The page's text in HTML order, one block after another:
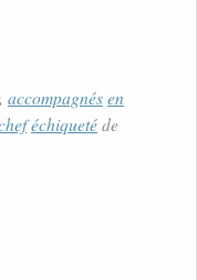
, accompagnésen
échiquetéde